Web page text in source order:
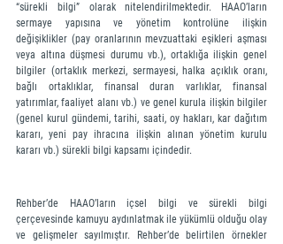
“sürekli bilgi” olarak nitelendirilmektedir. HAAO’ların
sermaye yapısına ve yönetim kontrolüne ilişkin
değişiklikler (pay oranlarının mevzuattaki eşikleri aşması
veya altına düşmesi durumu vb.), ortaklığa ilişkin genel
bilgiler (ortaklık merkezi, sermayesi, halka açıklık oranı,
bağlı ortaklıklar, finansal duran varlıklar, finansal
yatırımlar, faaliyet alanı vb.) ve genel kurula ilişkin bilgiler
(genel kurul gündemi, tarihi, saati, oy hakları, kar dağıtım
kararı, yeni pay ihracına ilişkin alınan yönetim kurulu
kararı vb.) sürekli bilgi kapsamı içindedir.
Rehber’de HAAO’ların içsel bilgi ve sürekli bilgi
çerçevesinde kamuyu aydınlatmak ile yükümlü olduğu olay
ve gelişmeler sayılmıştır. Rehber’de belirtilen örnekler